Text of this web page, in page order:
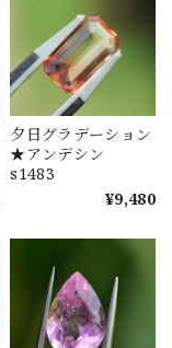
夕日グラデーション
★アンデシン
s1483
¥9,480